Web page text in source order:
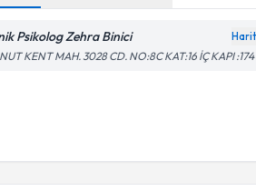
Psikolog Zehra Binici
KENT MAH. 3028 CD. NO:8C KAT:16 İÇ KAPI :174